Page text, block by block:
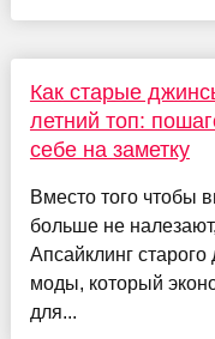
Как старые
летний топ:
себе на заметку
Вместо того чтобы
больше не
Апсайклинг
моды, который
для...